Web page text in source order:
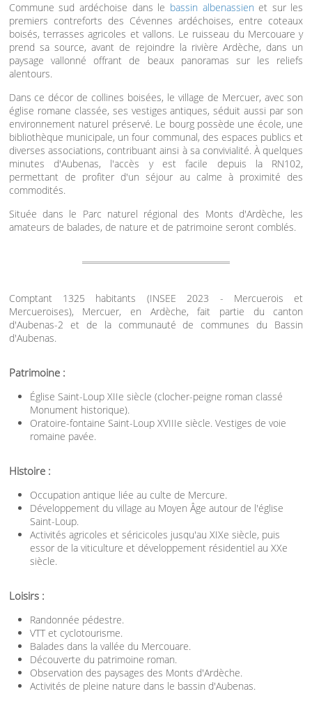
Commune sud ardéchoise dans le bassin albenassien et sur les
premiers contreforts des Cévennes ardéchoises, entre coteaux
boisés, terrasses agricoles et vallons. Le ruisseau du Mercouare y
prend sa source, avant de rejoindre la rivière Ardèche, dans un
paysage vallonné offrant de beaux panoramas sur les reliefs
alentours.
Dans ce décor de collines boisées, le village de Mercuer, avec son
église romane classée, ses vestiges antiques, séduit aussi par son
environnement naturel préservé. Le bourg possède une école, une
bibliothèque municipale, un four communal, des espaces publics et
diverses associations, contribuant ainsi à sa convivialité. À quelques
minutes d'Aubenas, l'accès y est facile depuis la RN102,
permettant de profiter d'un séjour au calme à proximité des
commodités.
Située dans le Parc naturel régional des Monts d'Ardèche, les
amateurs de balades, de nature et de patrimoine seront comblés.
Comptant 1325 habitants (INSEE 2023 - Mercuerois et
Mercueroises), Mercuer, en Ardèche, fait partie du canton
d'Aubenas-2 et de la communauté de communes du Bassin
d'Aubenas.
Patrimoine :
Église Saint-Loup XIIe siècle (clocher-peigne roman classé
Monument historique).
Oratoire-fontaine Saint-Loup XVIIIe siècle. Vestiges de voie
romaine pavée.
Histoire :
Occupation antique liée au culte de Mercure.
Développement du village au Moyen Âge autour de l'église
Saint-Loup.
Activités agricoles et séricicoles jusqu'au XIXe siècle, puis
essor de la viticulture et développement résidentiel au XXe
siècle.
Loisirs :
Randonnée pédestre.
VTT et cyclotourisme.
Balades dans la vallée du Mercouare.
Découverte du patrimoine roman.
Observation des paysages des Monts d'Ardèche.
Activités de pleine nature dans le bassin d'Aubenas.